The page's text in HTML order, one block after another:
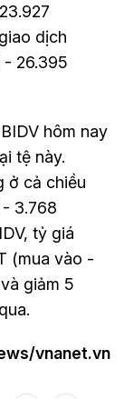
dịch
- 26.395
hôm nay
tệ này.
ở cả chiều
- 3.768
tỷ giá
(mua vào -
giảm 5
vnanet.vn